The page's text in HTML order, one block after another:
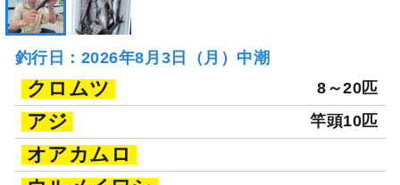
釣行日：2026年8月3日（月）中潮
クロムツ 8～20匹
アジ 竿頭10匹
オアカムロ